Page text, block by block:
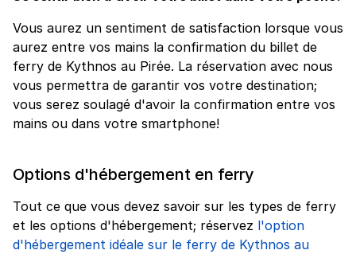
Vous aurez un sentiment de satisfaction lorsque vous
aurez entre vos mains la confirmation du billet de
ferry de Kythnos au Pirée. La réservation avec nous
vous permettra de garantir vos votre destination;
vous serez soulagé d'avoir la confirmation entre vos
mains ou dans votre smartphone!
Options d'hébergement en ferry
Tout ce que vous devez savoir sur les types de ferry
et les options d'hébergement; réservez l'option
d'hébergement idéale sur le ferry de Kythnos au